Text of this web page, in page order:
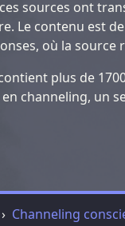
sources ont
Le contenu est
où la source
plus de
channeling, un
Channeling